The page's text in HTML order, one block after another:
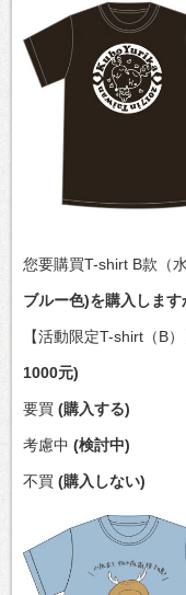
您要購買T-shirt B款（
ブルー色)を購入します
【活動限定T-shirt（B
1000元)
要買 (購入する)
考慮中 (検討中)
不買 (購入しない)